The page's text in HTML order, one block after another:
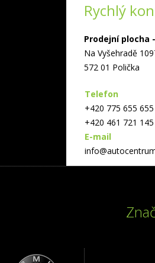
Rychlý
Prodejní plocha
Na Vyšehradě
572 01 Polička
Telefon
+420 775 655 655
+420 461 721 145
E-mail